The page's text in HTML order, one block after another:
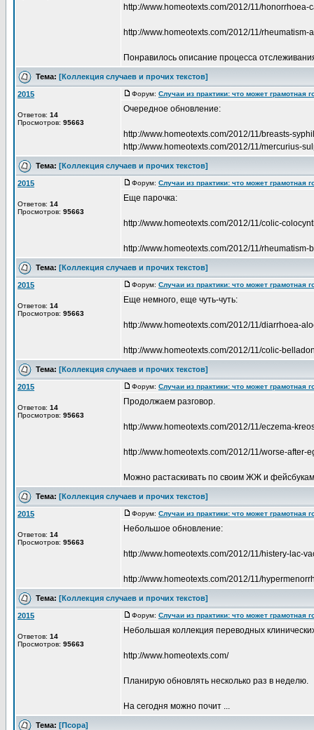
http://www.homeotexts.com/2012/11/honorrhoea-
http://www.homeotexts.com/2012/11/rheumatism-
Понравилось описание процесса
Тема: [Коллекция случаев и прочих текстов]
2015
Ответов: 14
Просмотров: 95663
Форум: Случаи из практики: что может грамотная
Очередное обновление:
http://www.homeotexts.com/2012/11/breasts-
http://www.homeotexts.com/2012/11/mercurius-
Тема: [Коллекция случаев и прочих текстов]
2015
Ответов: 14
Просмотров: 95663
Форум: Случаи из практики: что может грамотная
Еще парочка:
http://www.homeotexts.com/2012/11/colic-
http://www.homeotexts.com/2012/11/rheumatism-
Тема: [Коллекция случаев и прочих текстов]
2015
Ответов: 14
Просмотров: 95663
Форум: Случаи из практики: что может грамотная
Еще немного, еще чуть-чуть:
http://www.homeotexts.com/2012/11/diarrhoea-
http://www.homeotexts.com/2012/11/colic-
Тема: [Коллекция случаев и прочих текстов]
2015
Ответов: 14
Просмотров: 95663
Форум: Случаи из практики: что может грамотная
Продолжаем разговор.
http://www.homeotexts.com/2012/11/eczema-
http://www.homeotexts.com/2012/11/worse-after-
Можно растаскивать по своим ЖЖ и
Тема: [Коллекция случаев и прочих текстов]
2015
Ответов: 14
Просмотров: 95663
Форум: Случаи из практики: что может грамотная
Небольшое обновление:
http://www.homeotexts.com/2012/11/histery-lac-
http://www.homeotexts.com/2012/11/
Тема: [Коллекция случаев и прочих текстов]
2015
Ответов: 14
Просмотров: 95663
Форум: Случаи из практики: что может грамотная
Небольшая коллекция переводных
http://www.homeotexts.com/
Планирую обновлять несколько раз в неделю.
На сегодня можно почит ...
Тема: [Псора]